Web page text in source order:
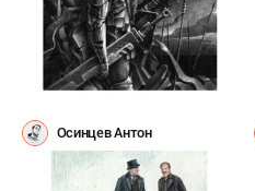
Осинцев Антон